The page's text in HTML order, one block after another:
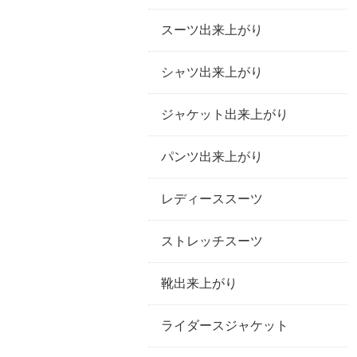
スーツ出来上がり
シャツ出来上がり
ジャケット出来上がり
パンツ出来上がり
レディーススーツ
ストレッチスーツ
靴出来上がり
ライダースジャケット